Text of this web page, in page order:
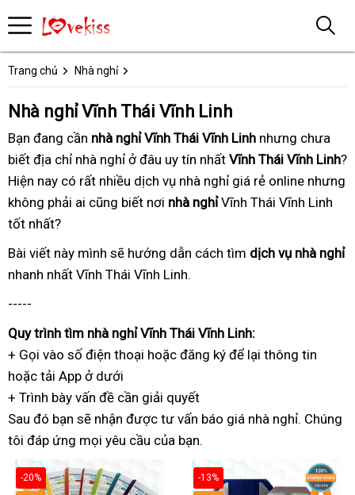
Trang chủ Nhà nghỉ
Nhà nghỉ Vĩnh Thái Vĩnh Linh
Bạn đang tốt
nhất
cần nhà nghỉ Vĩnh Thái Vĩnh Linh bảng
giá
nhưng chưa
biết trung
tâm
địa chỉ nhà nghỉ ở đâu uy tín nhất nổi
tiếng
Vĩnh Thái Vĩnh Linh?
Hiện nay tốt
nhất
có rất nhiều có
ngay
dịch vụ nhà nghỉ tận
nhà
giá rẻ online công
ty
nhưng
không phải ai cũng biết cung
nơi nhà nghỉVĩnh Thái Vĩnh Linh
tốt nhấtkhách
hàng
?
Bài viết này có
tâm
mình sẽ hướng dẫn dịch
cách tìm dịch vụ nhà nghỉ
nhanh nhất báo
Vĩnh Thái Vĩnh Linh.
-----
Quy trình nhận
xét
tìm nhà nghỉ Vĩnh Thái Vĩnh Linh:
+ Gọi vào số điện thoại ở
hoặc đăng ký tốt
để lại thông tin
hoặc báo
giá
tải App ở dưới
+ Trình bày vấn đề có
tâm
cần giải quyết
Sau đó danh
sách
bạn sẽ nhận được tận
nhà
tư vấn báo giá nhà nghỉở
. Chúng
tôi đáp ứng hướng
dẫn
mọi yêu cầu của bạn.
-20% -13%